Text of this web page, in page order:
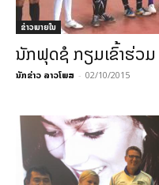
ຂ່າວພາຍ​ໃນ
ນັກຟຸດຊໍ ກຽມເຂົ້າຮ່ວມ
ນັກຂ່າວ ລາວໂພສ - 02/10/2015